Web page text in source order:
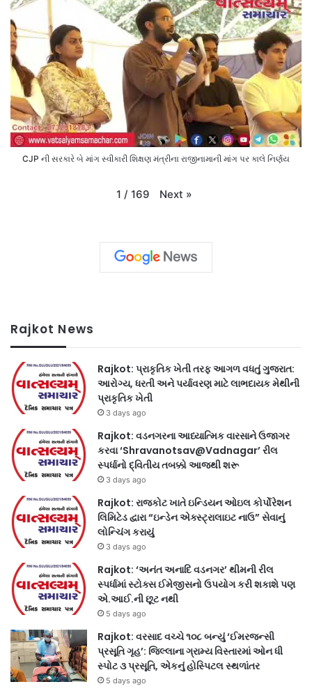
CJP ની સરકારે બે માંગ સ્વીકારી શિક્ષણ મંત્રીના રાજીનામાની માંગ પર કાલે નિર્ણય
1 / 169 Next »
Rajkot News
Rajkot: પ્રાકૃતિક ખેતી તરફ આગળ વધતું ગુજરાત:
આરોગ્ય, ધરતી અને પર્યાવરણ માટે લાભદાયક મેથીની
પ્રાકૃતિક ખેતી
3 days ago
Rajkot: વડનગરના આધ્યાત્મિક વારસાને ઉજાગર
કરવા ‘Shravanotsav@Vadnagar’ રીલ
સ્પર્ધાનો દ્વિતીય તબક્કો આજથી શરૂ
3 days ago
Rajkot: રાજકોટ ખાતે ઇન્ડિયન ઓઇલ કોર્પોરેશન
લિમિટેડ દ્વારા “ઇન્ડેન એક્સ્ટ્રાલાઇટ નાઉ” સેવાનું
લોન્ચિંગ કરાયું
3 days ago
Rajkot: ‘અનંત અનાદિ વડનગર’ થીમની રીલ
સ્પર્ધામાં સ્ટોક્સ ઈમેજીસનો ઉપયોગ કરી શકાશે પણ
એ.આઈ.ની છૂટ નથી
5 days ago
Rajkot: વરસાદ વચ્ચે ૧૦૮ બન્યું ‘ઈમરજન્સી
પ્રસૂતિ ગૃહ’: જિલ્લાના ગ્રામ્ય વિસ્તારમાં ઓન ધી
સ્પોટ ૩ પ્રસૂતિ, એકનું હોસ્પિટલ સ્થળાંતર
5 days ago